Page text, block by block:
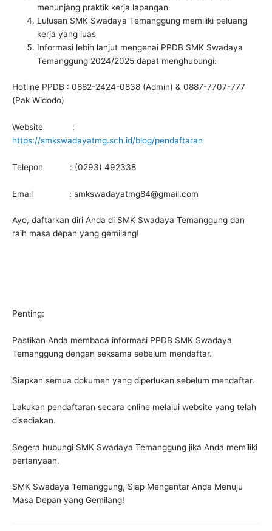
menunjang praktik kerja lapangan
Lulusan SMK Swadaya Temanggung memiliki peluang
kerja yang luas
Informasi lebih lanjut mengenai PPDB SMK Swadaya
Temanggung 2024/2025 dapat menghubungi:
Hotline PPDB : 0882-2424-0838 (Admin) & 0887-7707-777
(Pak Widodo)
Website :
https://smkswadayatmg.sch.id/blog/pendaftaran
Telepon : (0293) 492338
Email : smkswadayatmg84@gmail.com
Ayo, daftarkan diri Anda di SMK Swadaya Temanggung dan
raih masa depan yang gemilang!
Penting:
Pastikan Anda membaca informasi PPDB SMK Swadaya
Temanggung dengan seksama sebelum mendaftar.
Siapkan semua dokumen yang diperlukan sebelum mendaftar.
Lakukan pendaftaran secara online melalui website yang telah
disediakan.
Segera hubungi SMK Swadaya Temanggung jika Anda memiliki
pertanyaan.
SMK Swadaya Temanggung, Siap Mengantar Anda Menuju
Masa Depan yang Gemilang!